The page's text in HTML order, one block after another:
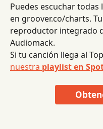
Puedes escuchar todas
en groover.co/charts.
reproductor integrado
Audiomack.
Si tu canción llega al
nuestra playlist en